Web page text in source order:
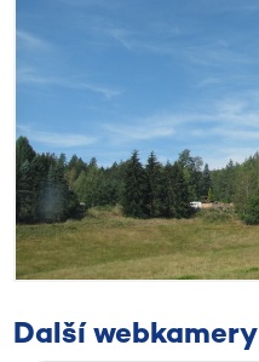
Další webkamery